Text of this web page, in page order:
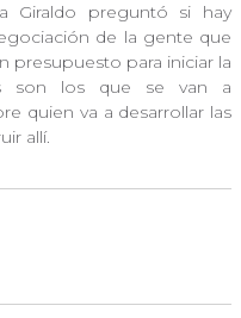
Giraldo preguntó si hay
de la gente que
presupuesto para iniciar la
son los que se van a
quien va a desarrollar las
allí.